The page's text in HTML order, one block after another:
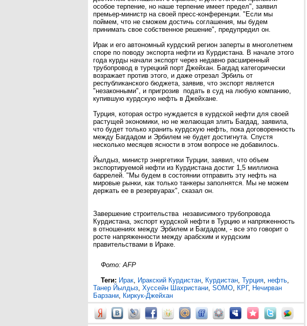
особое терпение, но наше терпение имеет предел", заявил
премьер-министр на своей пресс-конференции. "Если мы
поймем, что не сможем достичь соглашения, мы будем
принимать свое собственное решение", предупредил он.
Ирак и его автономный курдский регион заперты в многолетнем
споре по поводу экспорта нефти из Курдистана. В начале этого
года курды начали экспорт через недавно расширенный
трубопровод в турецкий порт Джейхан. Багдад категорически
возражает против этого, и даже отрезал Эрбиль от
республиканского бюджета, заявив, что экспорт является
"незаконными", и пригрозив подать в суд на любую компанию,
купившую курдскую нефть в Джейхане.
Турция, которая остро нуждается в курдской нефти для своей
растущей экономики, но не желающая злить Багдад, заявила,
что будет только хранить курдскую нефть, пока договоренность
между Багдадом и Эрбилем не будет достигнута. Спустя
несколько месяцев ясности в этом вопросе не добавилось.
Йылдыз, министр энергетики Турции, заявил, что объем
экспортируемой нефти из Курдистана достиг 1,5 миллиона
баррелей. "Мы будем в состоянии отправить эту нефть на
мировые рынки, как только танкеры заполнятся. Мы не можем
держать ее в резервуарах", сказал он.
Завершение строительства независимого трубопровода
Курдистана, экспорт курдской нефти в Турцию и напряженность
в отношениях между Эрбилем и Багдадом, - все это говорит о
росте напряженности между арабским и курдским
правительствами в Ираке.
Фото: AFP
Теги: Ирак, Иракский Курдистан, Курдистан, Турция, нефть,
Танер Йылдыз, Хуссейн Шахристани, SOMO, КРГ, Нечирван
Барзани, Киркук-Джейхан